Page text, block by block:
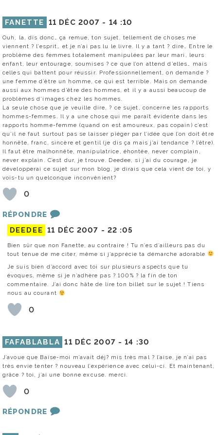
FANETTE 11 DÉC 2007 - 14 :10
Ouh, la, dis donc… ça remue, ton sujet. tellement de choses me
viennent ? l’esprit… et je n’ai pas lu le livre. Il y a tant ? dire… Entre le
problème des femmes totalement manipulées par leur mari, leurs
enfant, leur entourage, soumises ? ce que l’on attend d’elles… mais
celles qui battent pour réussir. Professionnellement, on demande ?
une femme d’être un homme, ce qui est terrible. Mais on demande
aussi aux hommes d’être des hommes, et il y a aussi beaucoup de
problèmes d’images chez les hommes.
La seule chose que je veuille dire, ? ce sujet, concerne les rapports
hommes-femmes. Il y a une chose qui me paraît évidente dans les
rapports homme-femme (quand on est amoureux, pas copain) c’est
qu’il ne faut surtout pas se laisser pîéger par l’idée que l’on doit être
honnête, franc, sincère et gentil (je dis ça mais j’ai tendance ? l’être).
Il faut être malhonnête, manipulatrice, éhontée, never complain,
never explain. C’est dur, je trouve. Deedee, si j’ai du courage, je
développerai ce sujet sur mon blog, je dirais que cela vient de toi, y
vois-tu un quelconque inconvénient?
0
RÉPONDRE
DEEDEE 11 DÉC 2007 - 22 :05
Bien sûr que non Fanette, au contraire ! Tu n’es d’ailleurs pas du
tout tenue de me citer, même si j’apprécie ta démarche adorable
Je suis bien d’accord avec toi sur plusieurs aspects que tu
évoques, même si je n’adhère pas ? 100% ? la fin de ton
commentaire. J’ai donc hâte de lire ton billet sur le sujet ! Tiens
nous au courant
0
FAFABLABLA 11 DÉC 2007 -14 :30
J’avoue que Baise-moi m’avait déj? mis très mal ? l’aise, je n’ai pas
très envie tenter ? nouveau l’expérience avec celui-ci. Et maintenant,
grâce ? toi, j’ai une bonne excuse. merci.
0
RÉPONDRE